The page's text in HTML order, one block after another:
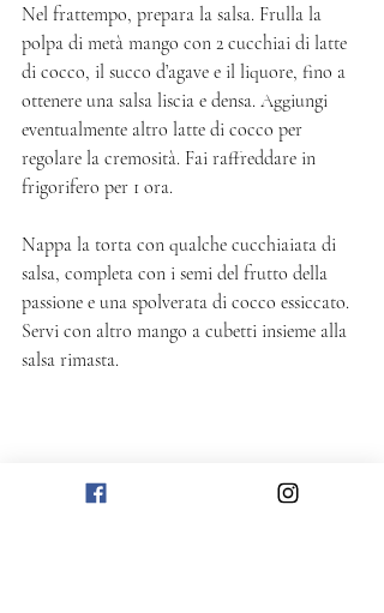
Nel frattempo, prepara la salsa. Frulla la
polpa di metà mango con 2 cucchiai di latte
di cocco, il succo d’agave e il liquore, fino a
ottenere una salsa liscia e densa. Aggiungi
eventualmente altro latte di cocco per
regolare la cremosità. Fai raffreddare in
frigorifero per 1 ora.
Nappa la torta con qualche cucchiaiata di
salsa, completa con i semi del frutto della
passione e una spolverata di cocco essiccato.
Servi con altro mango a cubetti insieme alla
salsa rimasta.